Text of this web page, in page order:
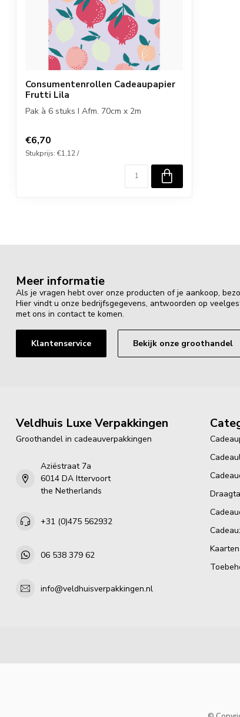
Consumentenrollen Cadeaupapier
Frutti Lila
Pak à 6 stuks I Afm. 70cm x 2m
€6,70
Stukprijs: €1,12 /
Meer informatie
Als je vragen hebt over onze producten of je aankoop,
Hier vindt u onze bedrijfsgegevens, antwoorden op
met ons in contact te komen.
Klantenservice Bekijk onze groothandel
Veldhuis Luxe Verpakkingen
Groothandel in cadeauverpakkingen
Aziëstraat 7a
6014 DA Ittervoort
the Netherlands
+31 (0)475 562932
06 538 379 62
info@veldhuisverpakkingen.nl
Kaarten